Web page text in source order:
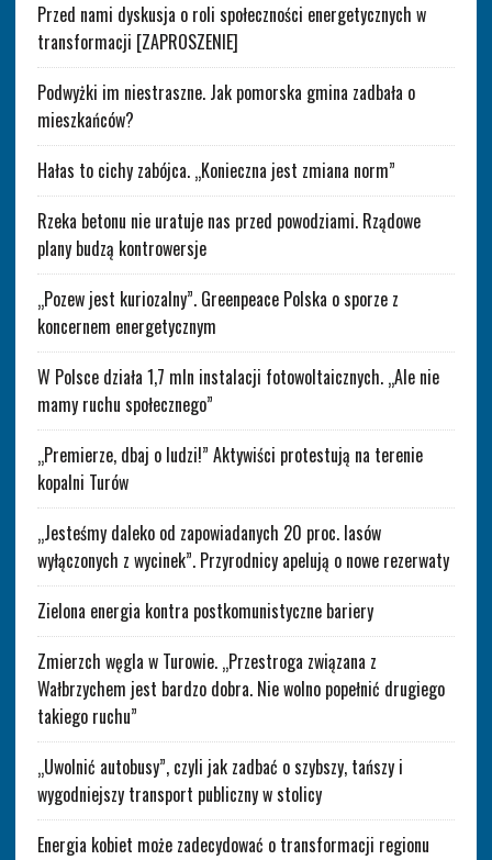
Przed nami dyskusja o roli społeczności energetycznych w
transformacji [ZAPROSZENIE]
Podwyżki im niestraszne. Jak pomorska gmina zadbała o
mieszkańców?
Hałas to cichy zabójca. „Konieczna jest zmiana norm”
Rzeka betonu nie uratuje nas przed powodziami. Rządowe
plany budzą kontrowersje
„Pozew jest kuriozalny”. Greenpeace Polska o sporze z
koncernem energetycznym
W Polsce działa 1,7 mln instalacji fotowoltaicznych. „Ale nie
mamy ruchu społecznego”
„Premierze, dbaj o ludzi!” Aktywiści protestują na terenie
kopalni Turów
„Jesteśmy daleko od zapowiadanych 20 proc. lasów
wyłączonych z wycinek”. Przyrodnicy apelują o nowe rezerwaty
Zielona energia kontra postkomunistyczne bariery
Zmierzch węgla w Turowie. „Przestroga związana z
Wałbrzychem jest bardzo dobra. Nie wolno popełnić drugiego
takiego ruchu”
„Uwolnić autobusy”, czyli jak zadbać o szybszy, tańszy i
wygodniejszy transport publiczny w stolicy
Energia kobiet może zadecydować o transformacji regionu